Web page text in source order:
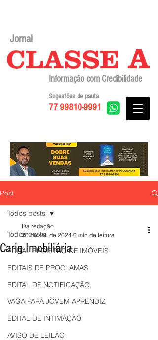
Jornal
Informação com Credibilidade
77 99810-9991
Sugestões de pauta
Post
Todos posts
EDITAL REGISTRO DE IMÓVEIS
EDITAIS DE PROCLAMAS
EDITAL DE NOTIFICAÇÃO
VAGA PARA JOVEM APRENDIZ
EDITAL DE INTIMAÇÃO
AVISO DE LEILÃO
Todos posts
Carig Imobiliária
Da redação
20 de set. de 2024 0 min de leitura